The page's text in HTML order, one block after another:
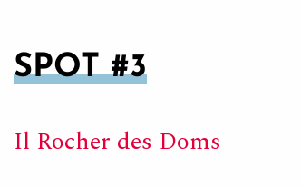
SPOT #3
Il Rocher des Doms